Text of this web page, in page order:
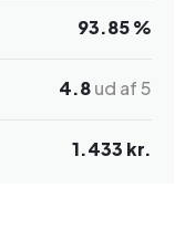
93.85 %
4.8ud af 5
1.433 kr.